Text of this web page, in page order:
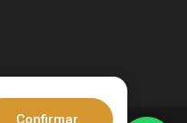
Confirmar